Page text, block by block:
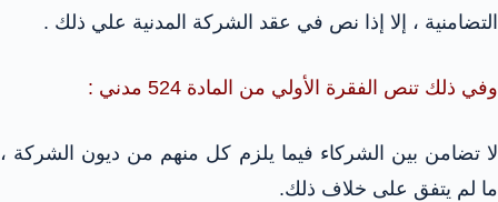
التضامنية ، إلا إذا نص في عقد الشركة المدنية علي ذلك .
وفي ذلك تنص الفقرة الأولي من المادة 524 مدني :
لا تضامن بين الشركاء فيما يلزم كل منهم من ديون الشركة ،
ما لم يتفق على خلاف ذلك.